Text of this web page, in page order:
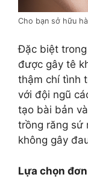
Cho bạn sở hữu
Đặc biệt
được gây tê
thậm chí tình
với đội ngũ
tạo bài bản
trồng răng sứ
không gây
Lựa chọn